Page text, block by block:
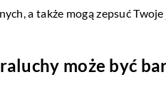
a także mogą zepsuć
może być
02 lutego 2023
Kiedy szukasz